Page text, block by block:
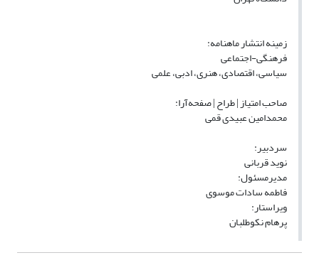
زمینه انتشار ماهنامه:
فرهنگی-اجتماعی
سیاسی، اقتصادی، هنری، ادبی، علمی
صاحب امتیاز | طراح | صفحه‌آرا:
محمدامین عبیدی قمی
سردبیر:
نوید قربانی
مدیرمسئول:
فاطمه سادات موسوی
ویراستار:
پرهام نکوطلبان